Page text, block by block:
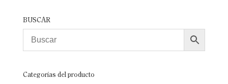
BUSCAR
Categorías del producto